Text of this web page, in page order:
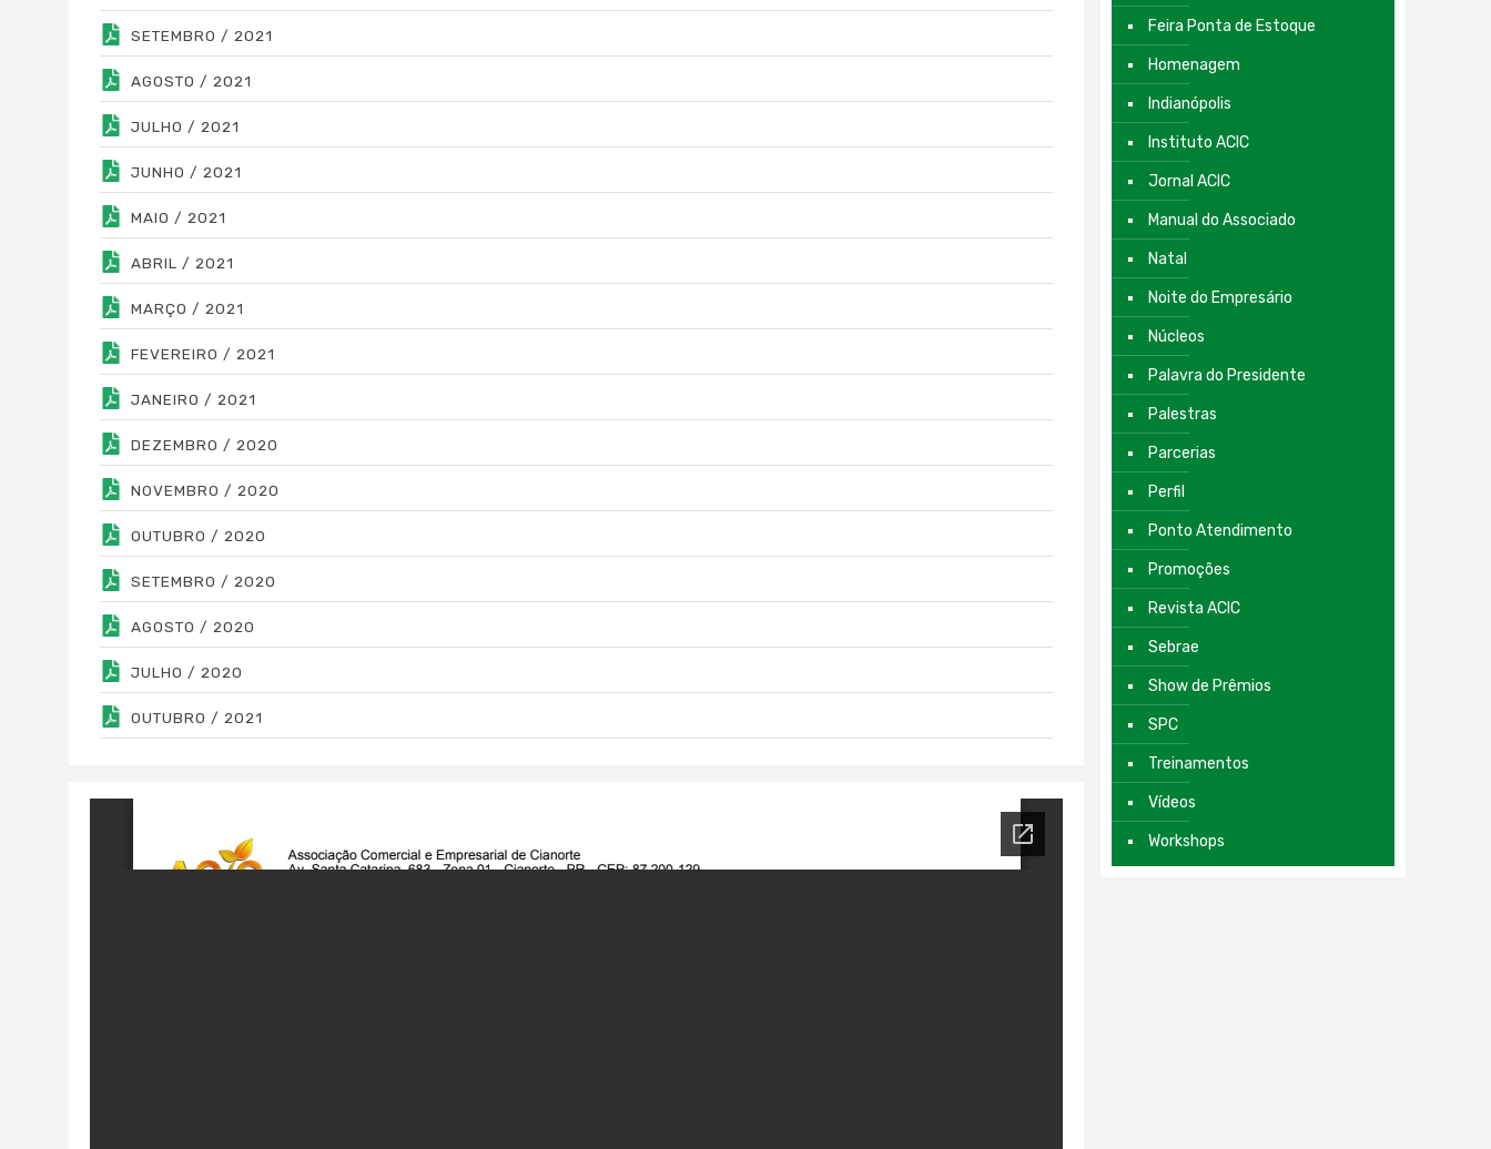
SETEMBRO / 2021
AGOSTO / 2021
JULHO / 2021
JUNHO / 2021
MAIO / 2021
ABRIL / 2021
MARÇO / 2021
FEVEREIRO / 2021
JANEIRO / 2021
DEZEMBRO / 2020
NOVEMBRO / 2020
OUTUBRO / 2020
SETEMBRO / 2020
AGOSTO / 2020
JULHO / 2020
OUTUBRO / 2021
Feira Ponta de Estoque
Homenagem
Indianópolis
Instituto ACIC
Jornal ACIC
Manual do Associado
Natal
Noite do Empresário
Núcleos
Palavra do Presidente
Palestras
Parcerias
Perfil
Ponto Atendimento
Promoções
Revista ACIC
Sebrae
Show de Prêmios
SPC
Treinamentos
Vídeos
Workshops